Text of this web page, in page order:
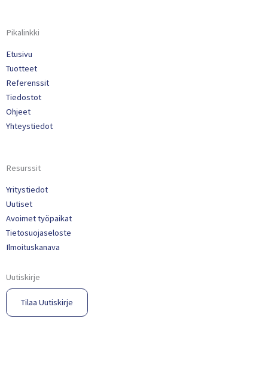
Pikalinkki
Etusivu
Tuotteet
Referenssit
Tiedostot
Ohjeet
Yhteystiedot
Resurssit
Yritystiedot
Uutiset
Avoimet työpaikat
Tietosuojaseloste
Ilmoituskanava
Uutiskirje
Tilaa Uutiskirje​